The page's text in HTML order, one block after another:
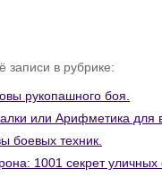
записи в рубрике:
рукопашного боя.
или Арифметика для
боевых техник.
1001 секрет уличных